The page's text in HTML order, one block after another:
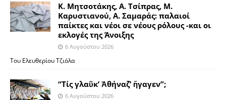
Κ. Μητσοτάκης, Α. Τσίπρας, Μ.
Καρυστιανού, Α. Σαμαράς: παλαιοί
παίκτες και νέοι σε νέους ρόλους -και οι
εκλογές της Άνοιξης
6 Αυγούστου 2026
Του Ελευθερίου Τζιόλα
“Τίς γλαῦκ’ Ἀθήναζ’ ἤγαγεν”;
6 Αυγούστου 2026